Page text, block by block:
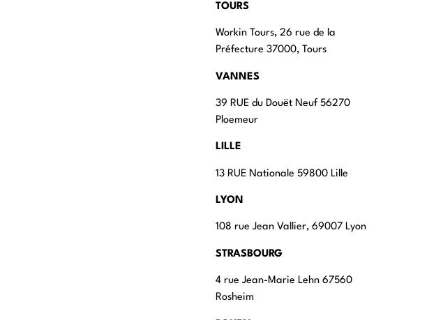
TOURS
Workin Tours, 26 rue de la
Préfecture 37000, Tours
VANNES
39 RUE du Douët Neuf 56270
Ploemeur
LILLE
13 RUE Nationale 59800 Lille
LYON
108 rue Jean Vallier, 69007 Lyon
STRASBOURG
4 rue Jean-Marie Lehn 67560
Rosheim